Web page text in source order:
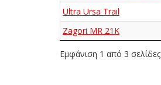
Ultra Ursa Trail
Zagori MR 21K
Εμφάνιση 1 από 3 σελίδες